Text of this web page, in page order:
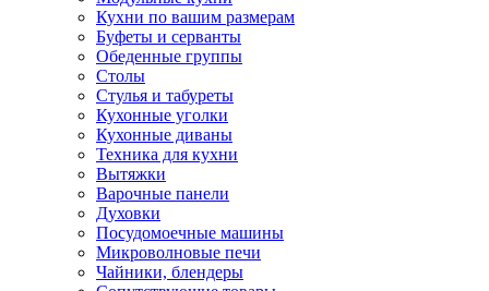
Кухни по вашим размерам
Буфеты и серванты
Обеденные группы
Столы
Стулья и табуреты
Кухонные уголки
Кухонные диваны
Техника для кухни
Вытяжки
Варочные панели
Духовки
Посудомоечные машины
Микроволновые печи
Чайники, блендеры